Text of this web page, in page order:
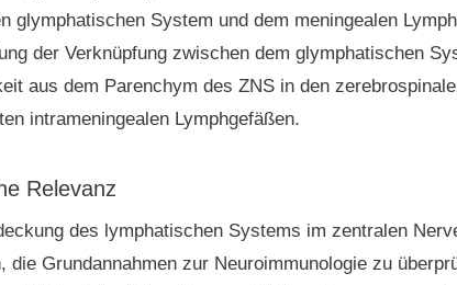
glymphatischen System und dem meningealen
der Verknüpfung zwischen dem glymphatischen
aus dem Parenchym des ZNS in den
intrameningealen Lymphgefäßen.
Relevanz
des lymphatischen Systems im zentralen
die Grundannahmen zur Neuroimmunologie zu